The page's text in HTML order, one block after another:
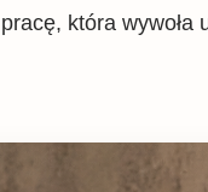
która wywoła